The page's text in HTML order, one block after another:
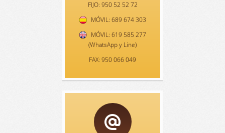
FIJO: 950 52 52 72
MÓVIL: 689 674 303
MÓVIL: 619 585 277
(WhatsApp y Line)
FAX: 950 066 049